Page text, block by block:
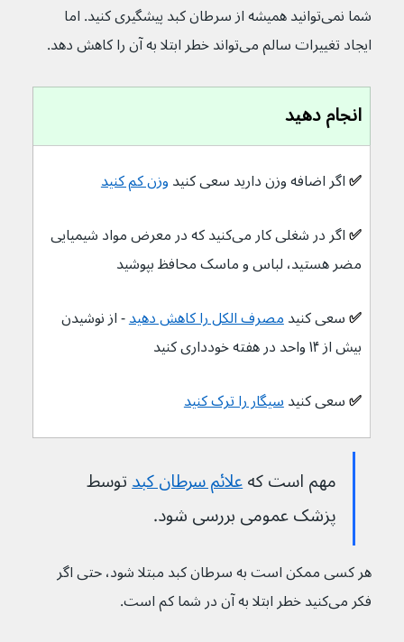
شما نمی‌توانید همیشه از سرطان کبد پیشگیری کنید. اما
ایجاد تغییرات سالم می‌تواند خطر ابتلا به آن را کاهش دهد.
انجام دهید
✅ اگر اضافه وزن دارید سعی کنید وزن کم کنید
✅
اگر در شغلی کار می‌کنید که در معرض مواد شیمیایی
مضر هستید، لباس و ماسک محافظ بپوشید
✅ سعی کنید مصرف الکل را کاهش دهید- از نوشیدن
بیش از ۱۴ واحد در هفته خودداری کنید
✅ سعی کنید سیگار را ترک کنید
مهم است که علائم سرطان کبدتوسط
پزشک عمومی بررسی شود.
هر کسی ممکن است به سرطان کبد مبتلا شود، حتی اگر
فکر می‌کنید خطر ابتلا به آن در شما کم است.